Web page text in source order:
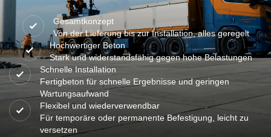
Gesamtkonzept
Von der Lieferung bis zur Installation, alles geregelt
Hochwertiger Beton
Stark und widerstandsfähig gegen hohe Belastungen
Schnelle Installation
Fertigbeton für schnelle Ergebnisse und geringen
Wartungsaufwand
Flexibel und wiederverwendbar
Für temporäre oder permanente Befestigung, leicht zu
versetzen